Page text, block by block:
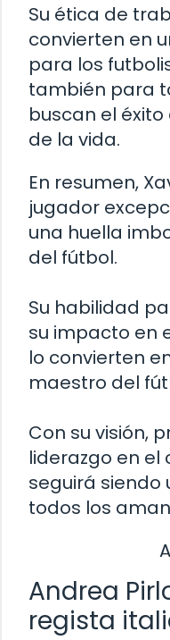
Su ética de
convierten en
para los
también para
buscan el
de la vida.
En resumen,
jugador
una huella
del fútbol.
Su habilidad
su impacto en
lo convierten
maestro del
Con su visión,
liderazgo en el
seguirá siendo
todos los
Andrea
regista